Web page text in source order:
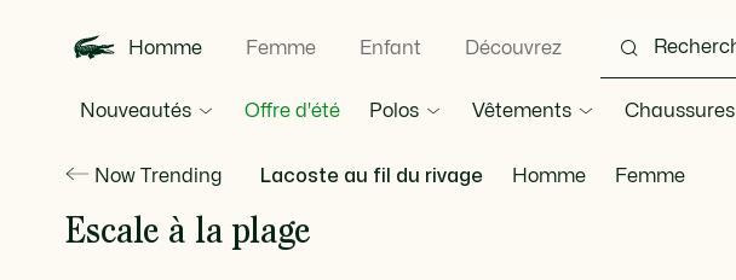
Homme
Nouveautés Offre d'été Polos Vêtements Chaussures
Femme Enfant Découvrez
Now Trending Lacoste au fil du rivage Homme Femme
Escale à la plage